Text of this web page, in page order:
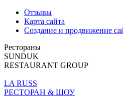
Отзывы
Карта сайта
Создание и продвижение
Рестораны
SUNDUK
RESTAURANT GROUP
LA RUSS
РЕСТОРАН & ШОУ